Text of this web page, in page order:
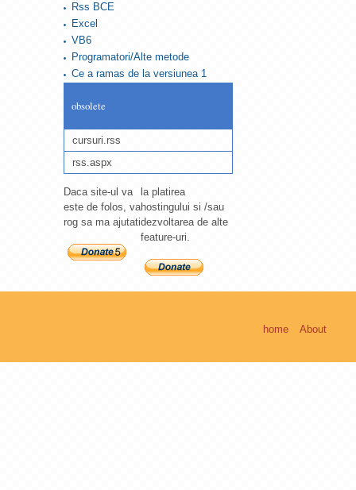
Rss BCE
Excel
VB6
Programatori/Alte metode
Ce a ramas de la versiunea 1
obsolete
cursuri.rss
rss.aspx
Daca site-ul va
este de folos, va
rog sa ma ajutati
la platirea
hostingului si /sau
dezvoltarea de alte
feature-uri.
home About